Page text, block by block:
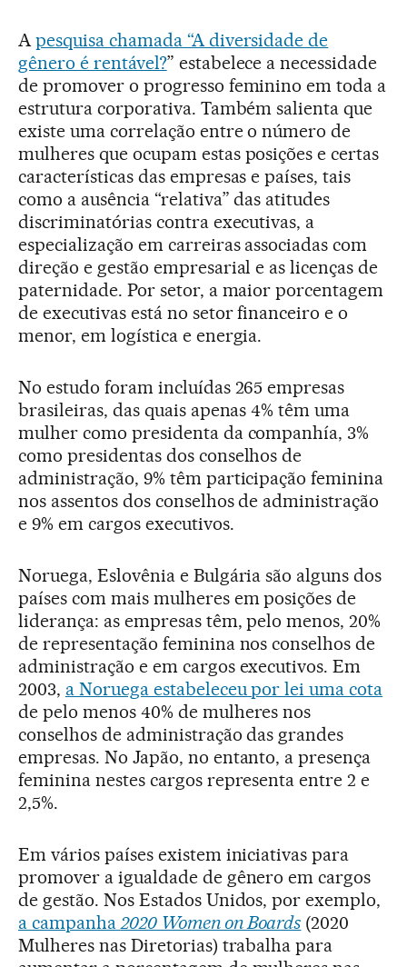
Apesquisa chamada “A diversidade de
gênero é rentável?” estabelece a necessidade
de promover o progresso feminino em toda a
estrutura corporativa. Também salienta que
existe uma correlação entre o número de
mulheres que ocupam estas posições e certas
características das empresas e países, tais
como a ausência “relativa” das atitudes
discriminatórias contra executivas, a
especialização em carreiras associadas com
direção e gestão empresarial e as licenças de
paternidade. Por setor, a maior porcentagem
de executivas está no setor financeiro e o
menor, em logística e energia.
No estudo foram incluídas 265 empresas
brasileiras, das quais apenas 4% têm uma
mulher como presidenta da companhía, 3%
como presidentas dos conselhos de
administração, 9% têm participação feminina
nos assentos dos conselhos de administração
e 9% em cargos executivos.
Noruega, Eslovênia e Bulgária são alguns dos
países com mais mulheres em posições de
liderança: as empresas têm, pelo menos, 20%
de representação feminina nos conselhos de
administração e em cargos executivos. Em
2003, a Noruega estabeleceu por lei uma cota
de pelo menos 40% de mulheres nos
conselhos de administração das grandes
empresas. No Japão, no entanto, a presença
feminina nestes cargos representa entre 2 e
2,5%.
Em vários países existem iniciativas para
promover a igualdade de gênero em cargos
de gestão. Nos Estados Unidos, por exemplo,
a campanha2020 Women on Boards (2020
Mulheres nas Diretorias) trabalha para